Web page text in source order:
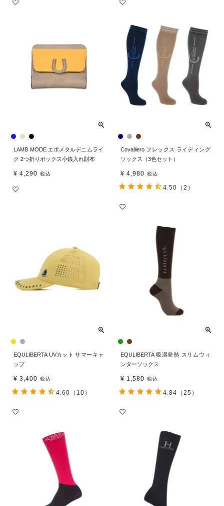
LAMB MODE エポメタルデニムライ
ク 2つ折りボックス小銭入れ財布
¥ 4,290 税込
Covalliero フレックス ライディング
ソックス（3色セット）
¥ 4,980 税込
4.50 （2）
EQULIBERTA UVカット サマーキャ
ップ
¥ 3,400 税込
4.60 （10）
EQULIBERTA 吸湿発熱 スリムウィ
ンターソックス
¥ 1,580 税込
4.84 （25）